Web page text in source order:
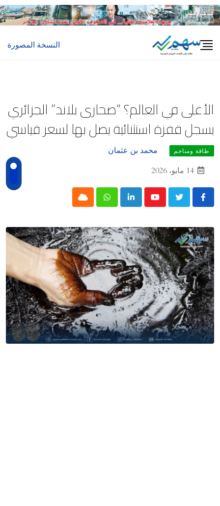
Skip
to
النسخة المصورة
الأغلى في العالم؟ “صحارى بلاند” الجزائري
يسجل قفزة استثنائية يصل بها لسعر قياسي
طاقة ومناجم
محمد بن عثمان
14 مايو، 2026
Youtube
LinkedIn
Whatsapp
Cloud